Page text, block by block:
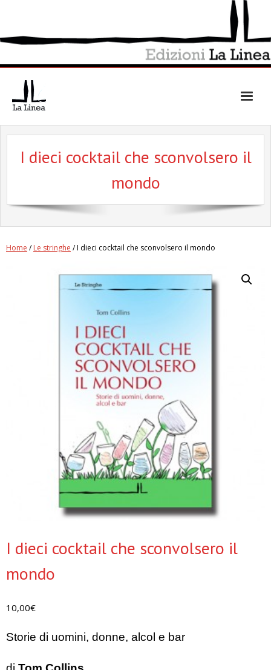
I dieci cocktail che sconvolsero il
mondo
Home /Le stringhe / I dieci cocktail che sconvolsero il mondo
I dieci cocktail che sconvolsero il
mondo
10,00€
Storie di uomini, donne, alcol e bar